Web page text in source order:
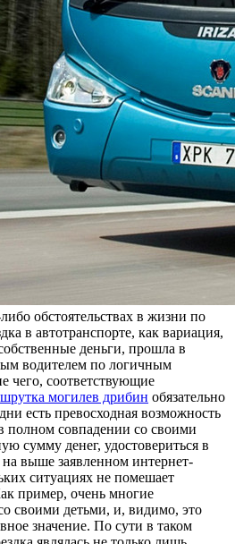
обстоятельствах в жизни по
в автотранспорте, как вариация,
деньги, прошла в
водителем по логичным
чего, соответствующие
могилев дрибин обязательно
есть превосходная возможность
совпадении со своими
сумму денег, удостовериться в
выше заявленном интернет-
ситуациях не помешает
пример, очень многие
своими детьми, и, видимо, это
значение. По сути в таком